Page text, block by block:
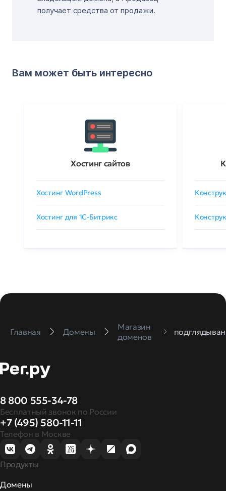
получает средства от продажи.
Вам может быть интересно
Хостинг сайтов
Хостинг WordPress
Хостинг для 1C-Битрикс
Главная Домены
Магазин
доменов
8 800 555-34-78
Бесплатный звонок по России
+7 (495) 580-11-11
Телефон в Москве
Продукты
Домены